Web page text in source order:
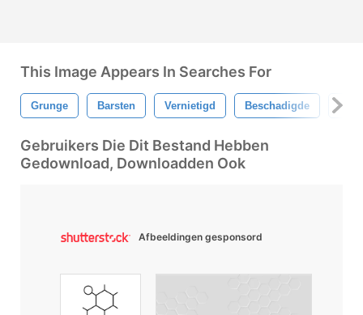
This Image Appears In Searches For
Grunge Barsten Vernietigd Beschadigde
Gebruikers Die Dit Bestand Hebben
Gedownload, Downloadden Ook
Afbeeldingen gesponsord